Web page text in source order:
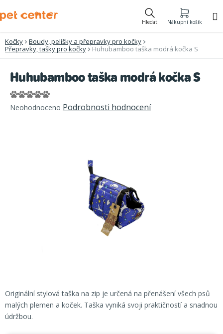
na
Hledat Nákupní košík
Kočky
Boudy, pelíšky a přepravky pro kočky
Přepravky, tašky pro kočky
Huhubamboo taška modrá kočka S
Originální stylová taška na zip je určená na přenášení všech psů
malých plemen a koček. Taška vyniká svoji praktičností a snadnou
údržbou.
Huhubamboo taška modrá kočka S
Průměrné
hodnocení
Neohodnoceno Podrobnosti hodnocení